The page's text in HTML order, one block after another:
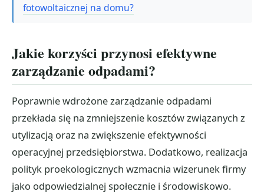
fotowoltaicznej na domu?
Jakie korzyści przynosi efektywne
zarządzanie odpadami?
Poprawnie wdrożone zarządzanie odpadami
przekłada się na zmniejszenie kosztów związanych z
utylizacją oraz na zwiększenie efektywności
operacyjnej przedsiębiorstwa. Dodatkowo, realizacja
polityk proekologicznych wzmacnia wizerunek firmy
jako odpowiedzialnej społecznie i środowiskowo.